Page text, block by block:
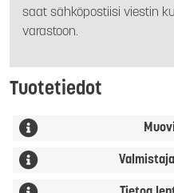
saat sähköpostiisi viestin
varastoon.
Tuotetiedot